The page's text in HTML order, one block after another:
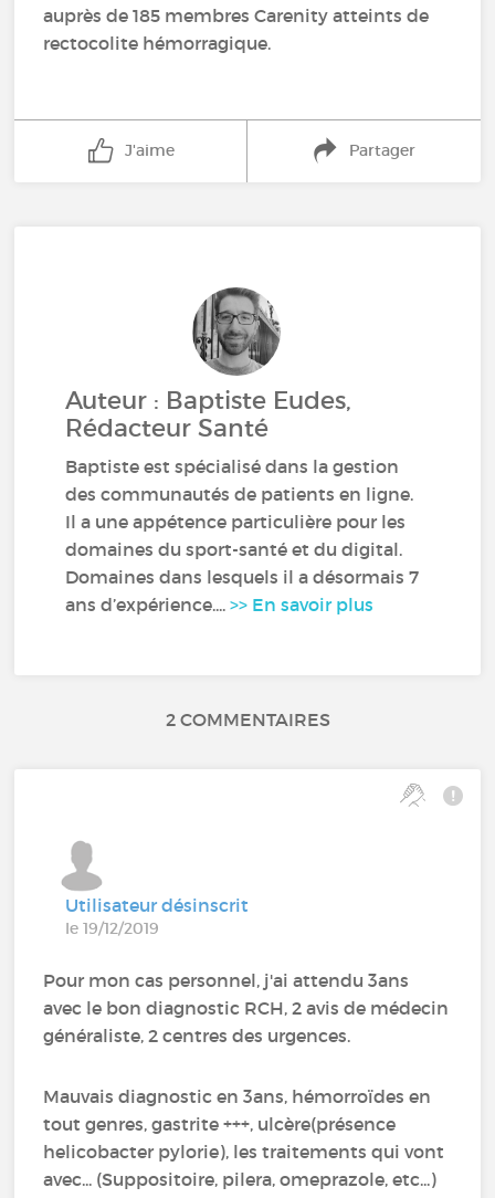
auprès de 185 membres Carenity atteints de
rectocolite hémorragique.
J'aime Partager
Auteur : Baptiste Eudes,
Rédacteur Santé
Baptiste est spécialisé dans la gestion
des communautés de patients en ligne.
Il a une appétence particulière pour les
domaines du sport-santé et du digital.
Domaines dans lesquels il a désormais 7
ans d’expérience....>> En savoir plus
2 COMMENTAIRES
Utilisateur désinscrit
le 19/12/2019
Pour mon cas personnel, j'ai attendu 3ans
avec le bon diagnostic RCH, 2 avis de médecin
généraliste, 2 centres des urgences.
Mauvais diagnostic en 3ans, hémorroïdes en
tout genres, gastrite +++, ulcère(présence
helicobacter pylorie), les traitements qui vont
avec... (Suppositoire, pilera, omeprazole, etc...)